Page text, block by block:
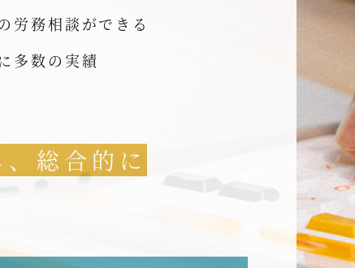
労務相談ができる
多数の実績
総合的に